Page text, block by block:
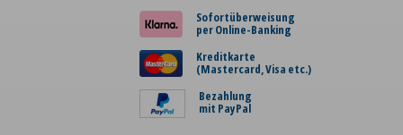
Sofortüberweisung
per Online-Banking
Kreditkarte
(Mastercard, Visa etc.)
Bezahlung
mit PayPal